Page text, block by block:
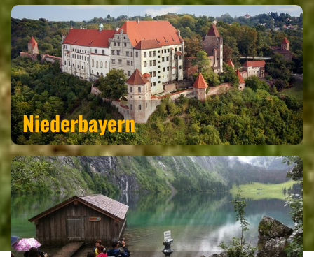
EVENTS
REISEFÜHRER
REISEMAGAZINE
THEMEN
ANGEBOTE
Niederbayern